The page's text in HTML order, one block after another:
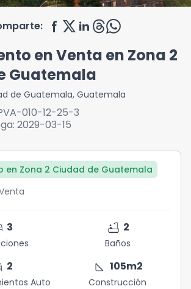
en Venta en Zona 2
Guatemala
de Guatemala, Guatemala
010-12-25-3
2029-03-15
en Zona 2 Ciudad de Guatemala
3 bathtub 2
Baños
2
Auto
square_foot 105m2
Construcción